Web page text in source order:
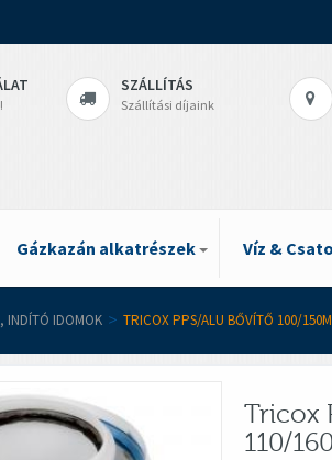
SZÁLLÍTÁS
Szállítási díjaink
Gázkazán alkatrészek Víz &
INDÍTÓ IDOMOK > TRICOX PPS/ALU BŐVÍTŐ 100/
Tricox
110/